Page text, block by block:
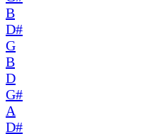
B
D#
G
B
D
G#
A
D#